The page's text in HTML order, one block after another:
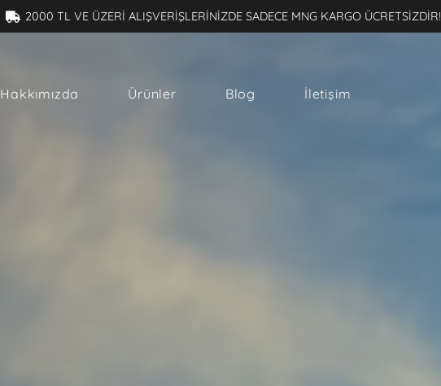
2000 TL VE ÜZERİ ALIŞVERİŞLERİNİZDE SADECE MNG KARGO ÜCRETSİZDİR!
Hakkımızda Ürünler Blog İletişim